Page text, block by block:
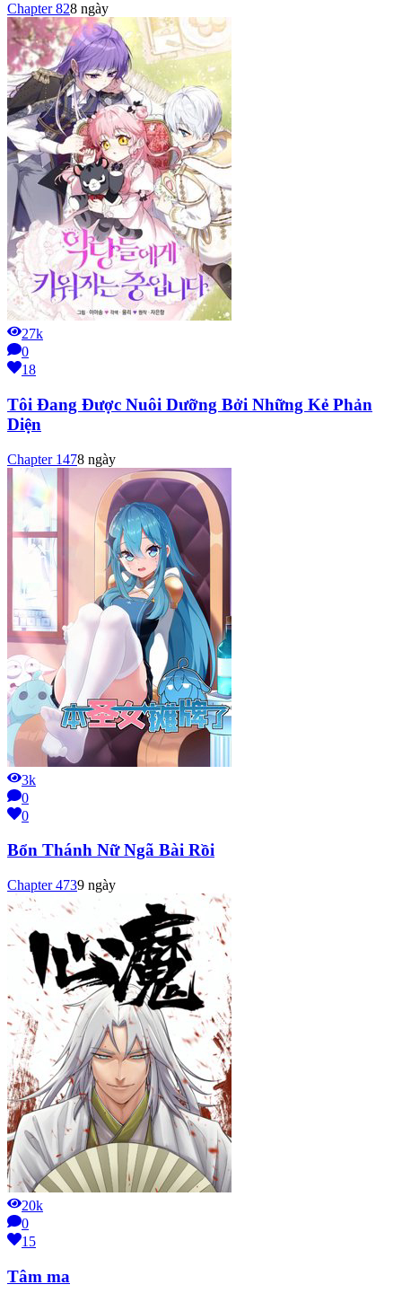
Chapter828 ngày
27k
0
18
Tôi Đang Được Nuôi Dưỡng Bởi Những Kẻ Phản
Diện
Chapter 1478 ngày
3k
0
0
Bổn Thánh Nữ Ngã Bài Rồi
Chapter4739 ngày
20k
0
15
Tâm ma